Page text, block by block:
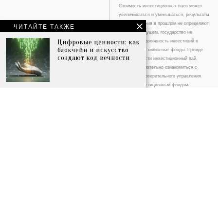
ЧИТАЙТЕ ТАКЖЕ
Цифровые ценности: как
блокчейн и искусство
создают код вечности
Стоимость инвестиционных паев может
увеличиваться и уменьшаться, результаты
инвестирования в прошлом не определяют
доходы в будущем, государство не
гарантирует доходность инвестиций в
паевые инвестиционные фонды. Прежде
чем приобрести инвестиционный пай,
следует внимательно ознакомиться с
правилами доверительного управления
паевым инвестиционным фондом.